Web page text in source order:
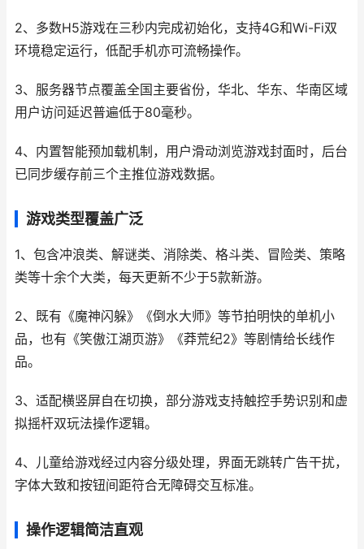
2、多数H5游戏在三秒内完成初始化，支持4G和Wi-Fi双
环境稳定运行，低配手机亦可流畅操作。
3、服务器节点覆盖全国主要省份，华北、华东、华南区域
用户访问延迟普遍低于80毫秒。
4、内置智能预加载机制，用户滑动浏览游戏封面时，后台
已同步缓存前三个主推位游戏数据。
游戏类型覆盖广泛
1、包含冲浪类、解谜类、消除类、格斗类、冒险类、策略
类等十余个大类，每天更新不少于5款新游。
2、既有《魔神闪躲》《倒水大师》等节拍明快的单机小
品，也有《笑傲江湖页游》《莽荒纪2》等剧情给长线作
品。
3、适配横竖屏自在切换，部分游戏支持触控手势识别和虚
拟摇杆双玩法操作逻辑。
4、儿童给游戏经过内容分级处理，界面无跳转广告干扰，
字体大致和按钮间距符合无障碍交互标准。
操作逻辑简洁直观